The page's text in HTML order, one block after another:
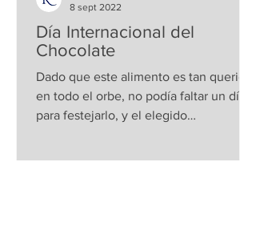
Día Internacional del
Chocolate
Dado que este alimento es tan querido
en todo el orbe, no podía faltar un día
para festejarlo, y el elegido
8 sept 2022